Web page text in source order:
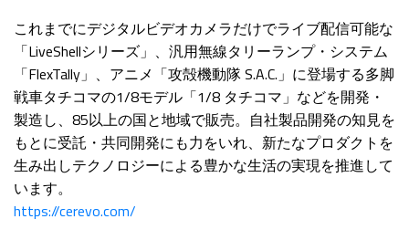
これまでにデジタルビデオカメラだけでライブ配信可能な
「LiveShellシリーズ」、汎用無線タリーランプ・システム
「FlexTally」、アニメ「攻殻機動隊 S.A.C.」に登場する多脚
戦車タチコマの1/8モデル「1/8 タチコマ」などを開発・
製造し、85以上の国と地域で販売。自社製品開発の知見を
もとに受託・共同開発にも力をいれ、新たなプロダクトを
生み出しテクノロジーによる豊かな生活の実現を推進して
います。
https://cerevo.com/